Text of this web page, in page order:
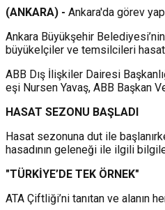
(ANKARA) - Ankara'da görev
Ankara Büyükşehir
büyükelçiler ve temsilcileri
ABB Dış İlişkiler Dairesi
eşi Nursen Yavaş, ABB Başkan
HASAT SEZONU BAŞLADI
Hasat sezonuna dut ile
hasadının geleneği ile ilgili
"TÜRKİYE’DE TEK ÖRNEK"
ATA Çiftliği’ni tanıtan ve alanın